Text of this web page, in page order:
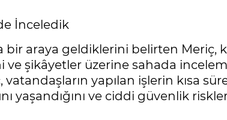
İnceledik
bir araya geldiklerini belirten Meriç,
ve şikâyetler üzerine sahada
yapılan işlerin kısa
yaşandığını ve ciddi güvenlik